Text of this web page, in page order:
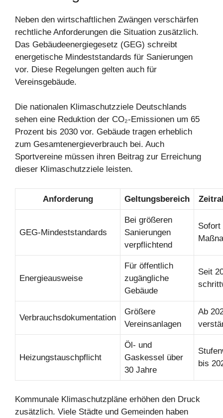
Neben den wirtschaftlichen Zwängen verschärfen
rechtliche Anforderungen die Situation zusätzlich.
Das Gebäudeenergiegesetz (GEG) schreibt
energetische Mindeststandards für Sanierungen
vor. Diese Regelungen gelten auch für
Vereinsgebäude.
Die nationalen Klimaschutzziele Deutschlands
sehen eine Reduktion der CO₂-Emissionen um 65
Prozent bis 2030 vor. Gebäude tragen erheblich
zum Gesamtenergieverbrauch bei. Auch
Sportvereine müssen ihren Beitrag zur Erreichung
dieser Klimaschutzziele leisten.
Anforderung Geltungsbereich
GEG-Mindeststandards
Bei größeren
Sanierungen
verpflichtend
Sofort
Energieausweise
Für öffentlich
zugängliche
Gebäude
Seit
Verbrauchsdokumentation
Größere
Vereinsanlagen
Ab
Heizungstauschpflicht
Öl- und
Gaskessel über
30 Jahre
bis
Kommunale Klimaschutzpläne erhöhen den Druck
zusätzlich. Viele Städte und Gemeinden haben